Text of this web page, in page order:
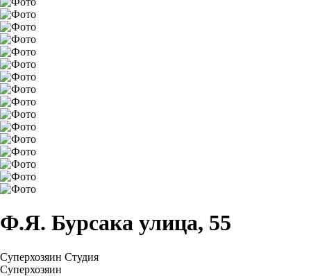
Ф.Я. Бурсака улица, 55
Суперхозяин Студия
Суперхозяин